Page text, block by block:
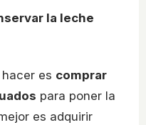
la leche
es comprar
para poner la
es adquirir